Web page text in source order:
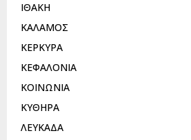
ΙΘΑΚΗ
ΚΑΛΑΜΟΣ
ΚΕΡΚΥΡΑ
ΚΕΦΑΛΟΝΙΑ
ΚΟΙΝΩΝΙΑ
ΚΥΘΗΡΑ
ΛΕΥΚΑΔΑ